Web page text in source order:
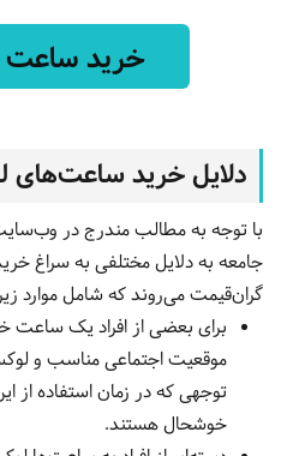
خرید
دلایل خرید ساعت‌های
جامعه به دلایل مختلفی به سراغ
گران‌قیمت می‌روند که شامل موارد
برای بعضی از افراد یک
موقعیت اجتماعی مناسب و
توجهی که در زمان استفاده از
خوشحال هستند.